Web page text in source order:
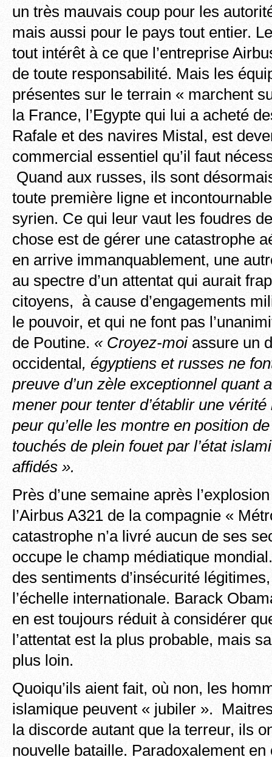
un très mauvais coup pour les
mais aussi pour le pays tout entier.
tout intérêt à ce que l’entreprise
de toute responsabilité. Mais les
présentes sur le terrain « marchent
la France, l’Egypte qui lui a acheté
Rafale et des navires Mistal, est
commercial essentiel qu’il faut
Quand aux russes, ils sont
toute première ligne et
syrien. Ce qui leur vaut les foudres
chose est de gérer une catastrophe
en arrive immanquablement, une
au spectre d’un attentat qui aurait
citoyens, à cause d’engagements
le pouvoir, et qui ne font pas
de Poutine. « Croyez-moi assure un
occidental, égyptiens et russes ne
preuve d’un zèle exceptionnel quant
mener pour tenter d’établir une
peur qu’elle les montre en position
touchés de plein fouet par l’état
affidés ».
Près d’une semaine après
l’Airbus A321 de la compagnie «
catastrophe n’a livré aucun de ses
occupe le champ médiatique
des sentiments d’insécurité
l’échelle internationale. Barack
en est toujours réduit à considérer
l’attentat est la plus probable, mais
plus loin.
Quoiqu’ils aient fait, où non, les
islamique peuvent « jubiler ».
la discorde autant que la terreur, ils
nouvelle bataille. Paradoxalement